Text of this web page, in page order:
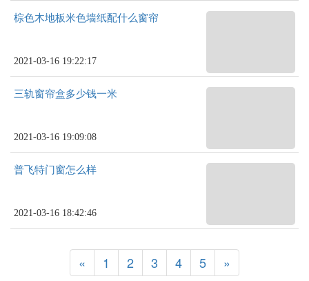
棕色木地板米色墙纸配什么窗帘
2021-03-16 19:22:17
三轨窗帘盒多少钱一米
2021-03-16 19:09:08
普飞特门窗怎么样
2021-03-16 18:42:46
« 1 2 3 4 5 »